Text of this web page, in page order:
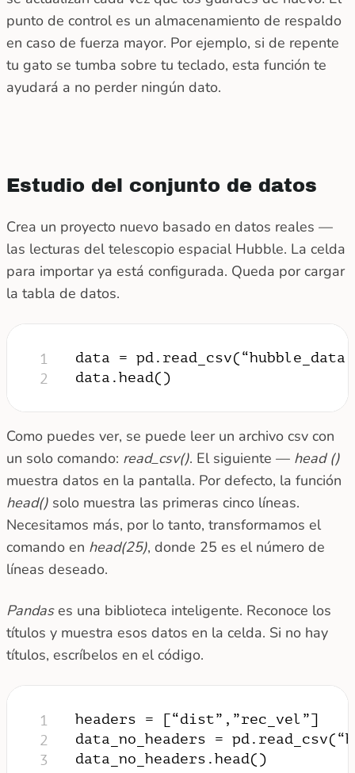
punto de control es un almacenamiento de respaldo
en caso de fuerza mayor. Por ejemplo, si de repente
tu gato se tumba sobre tu teclado, esta función te
ayudará a no perder ningún dato.
Estudio del conjunto de datos
Crea un proyecto nuevo basado en datos reales ―
las lecturas del telescopio espacial Hubble. La celda
para importar ya está configurada. Queda por cargar
la tabla de datos.
1
2
data =
data.head()
Como puedes ver, se puede leer un archivo csv con
un solo comando: read_csv(). El siguiente — head ()
muestra datos en la pantalla. Por defecto, la función
head() solo muestra las primeras cinco líneas.
Necesitamos más, por lo tanto, transformamos el
comando en head(25), donde 25 es el número de
líneas deseado.
Pandases una biblioteca inteligente. Reconoce los
títulos y muestra esos datos en la celda. Si no hay
títulos, escríbelos en el código.
1
2
3
headers = [“dist”,”rec_vel”]
data_no_headers =
data_no_headers.head()